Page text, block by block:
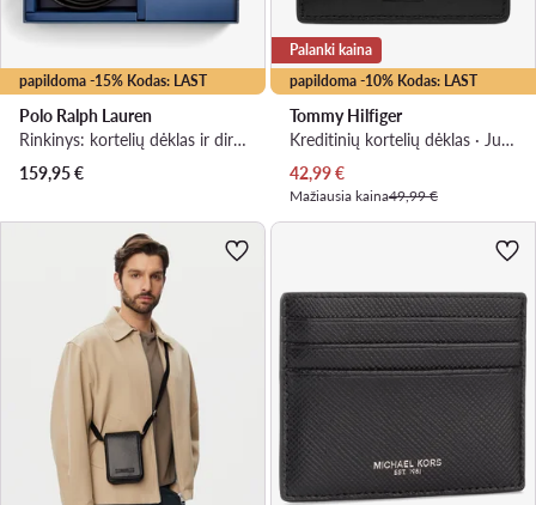
papildoma -15% Kodas: LAST
Polo Ralph Lauren
Rinkinys: kortelių dėklas ir diržas · Juoda
159,95€
papildoma -10% Kodas: LAST
Palanki kaina
Tommy Hilfiger
Kreditinių kortelių dėklas · Juoda
Dabartinė kaina
42,99€
Mažiausia kaina49,99 €